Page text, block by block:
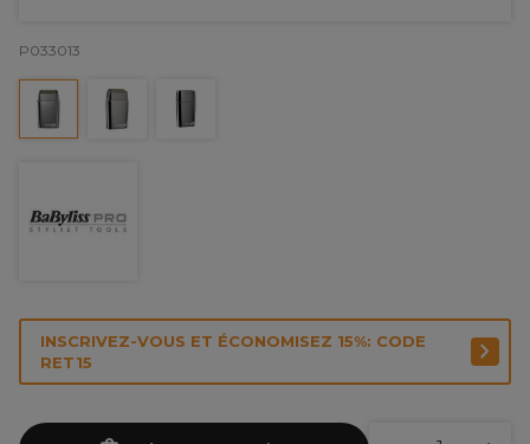
P033013
INSCRIVEZ-VOUS ET ÉCONOMISEZ 15%: CODE
RET15